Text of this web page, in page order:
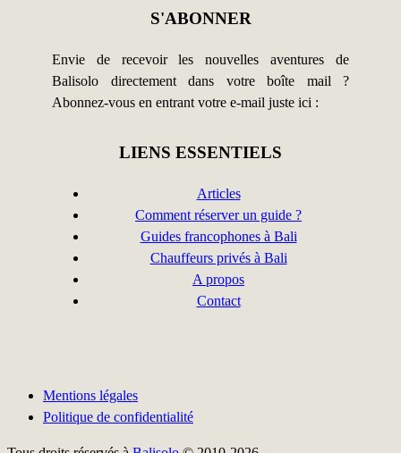
S'ABONNER
Envie de recevoir les nouvelles aventures de
Balisolo directement dans votre boîte mail ?
Abonnez-vous en entrant votre e-mail juste ici :
LIENS ESSENTIELS
Articles
Comment réserver un guide ?
Guides francophones à Bali
Chauffeurs privés à Bali
A propos
Contact
Mentions légales
Politique de confidentialité